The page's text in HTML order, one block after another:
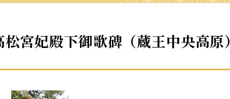
松宮妃殿下御歌碑（蔵王中央高原）